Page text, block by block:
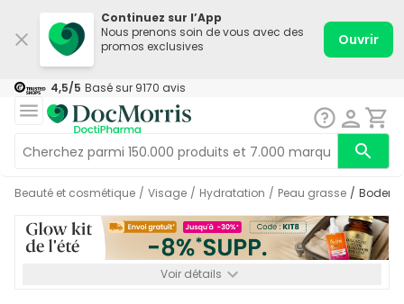
Continuez sur l’App
Nous prenons soin de vous avec des
promos exclusives
Ouvrir
4,5/5 Basé sur 9170 avis
Beauté et cosmétique / Visage / Hydratation / Peau grasse /
Voir détails